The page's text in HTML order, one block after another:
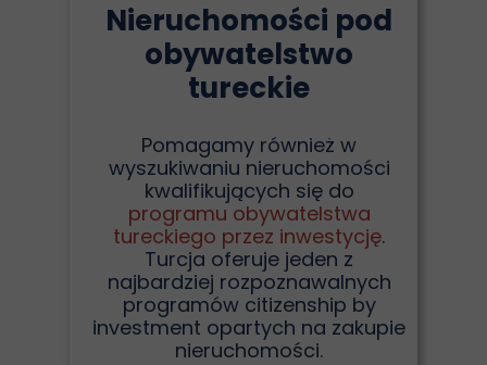
Nieruchomości pod
obywatelstwo
tureckie
Pomagamy również w
wyszukiwaniu nieruchomości
kwalifikujących się do
programu obywatelstwa
tureckiego przez inwestycję.
Turcja oferuje jeden z
najbardziej rozpoznawalnych
programów citizenship by
investment opartych na zakupie
nieruchomości.